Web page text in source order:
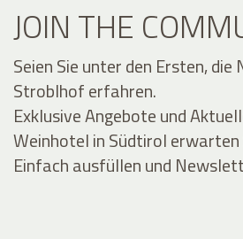
JOIN THE
Seien Sie unter den Ersten, die
Stroblhof erfahren.
Exklusive Angebote und
Weinhotel in Südtirol erwarten
Einfach ausfüllen und